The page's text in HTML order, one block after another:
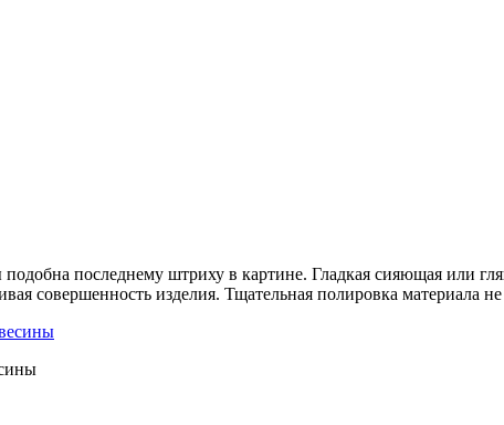
последнему штриху в картине. Гладкая сияющая или
совершенность изделия. Тщательная полировка материала